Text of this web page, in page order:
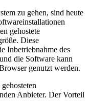
zu gehen, sind heute
gehostete
Diese
Inbetriebnahme des
die Software kann
genutzt werden.
Anbieter. Der Vorteil